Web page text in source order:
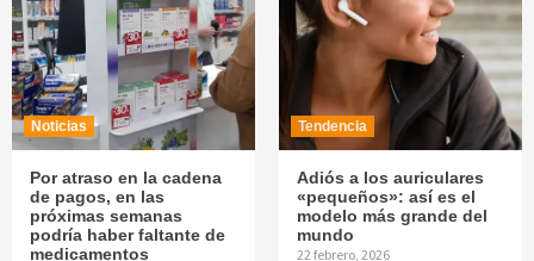
Noticias
Por atraso en la cadena
de pagos, en las
próximas semanas
podría haber faltante de
medicamentos
Tendencia
Adiós a los auriculares
«pequeños»: así es el
modelo más grande del
mundo
22 febrero, 2026